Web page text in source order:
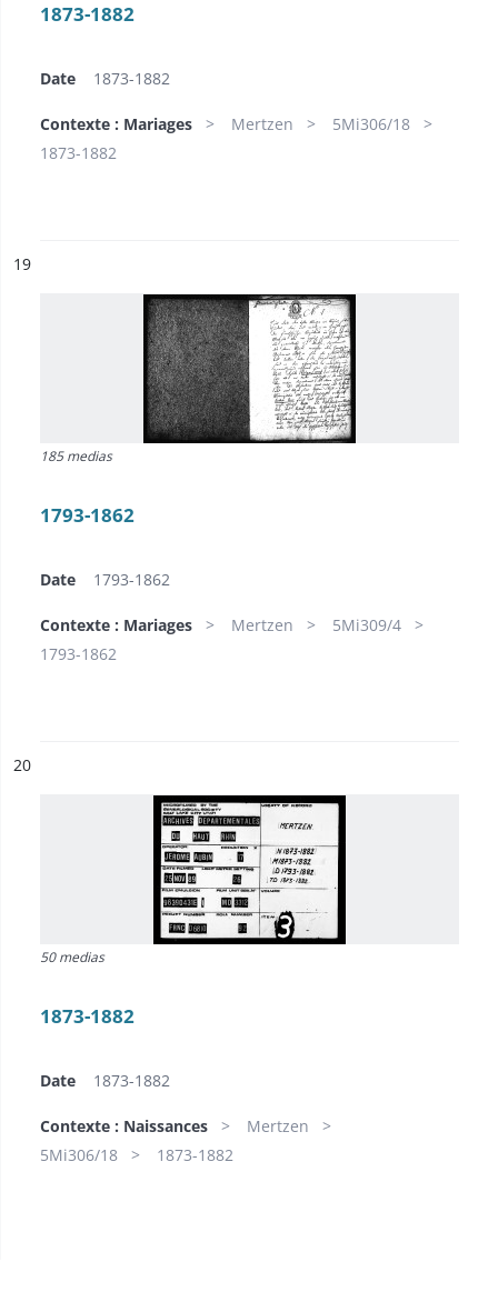
1873-1882
Date 1873-1882
Contexte : Mariages Mertzen
5Mi306/18
1873-1882
n°
19
185 medias
1793-1862
Date 1793-1862
Contexte : Mariages Mertzen
5Mi309/4
1793-1862
n°
20
50 medias
1873-1882
Date 1873-1882
Contexte : Naissances
Mertzen
5Mi306/18
1873-1882